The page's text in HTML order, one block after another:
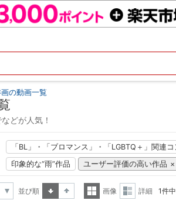
の動画一覧
どが人気！
「BL」・「ブロマンス」・「LGBTQ＋」関連
印象的な“雨”作品
ユーザー評価の高い作品
並び順
画像
詳細 1件